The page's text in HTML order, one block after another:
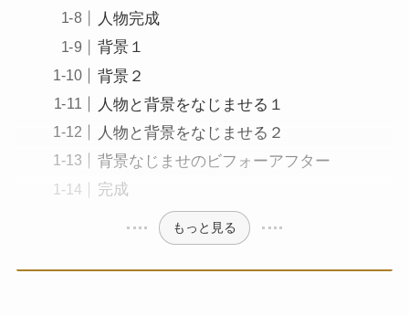
人物完成
背景１
背景２
人物と背景をなじませる１
人物と背景をなじませる２
背景なじませのビフォーアフター
完成
もっと見る